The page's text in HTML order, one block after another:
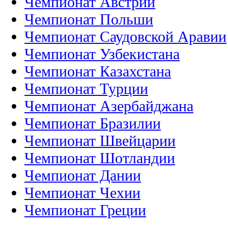
Чемпионат Польши
Чемпионат Саудовской Аравии
Чемпионат Узбекистана
Чемпионат Казахстана
Чемпионат Турции
Чемпионат Азербайджана
Чемпионат Бразилии
Чемпионат Швейцарии
Чемпионат Шотландии
Чемпионат Дании
Чемпионат Чехии
Чемпионат Греции